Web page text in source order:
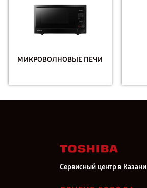
МИКРОВОЛНОВЫЕ ПЕЧИ
Сервисный центр в Казани